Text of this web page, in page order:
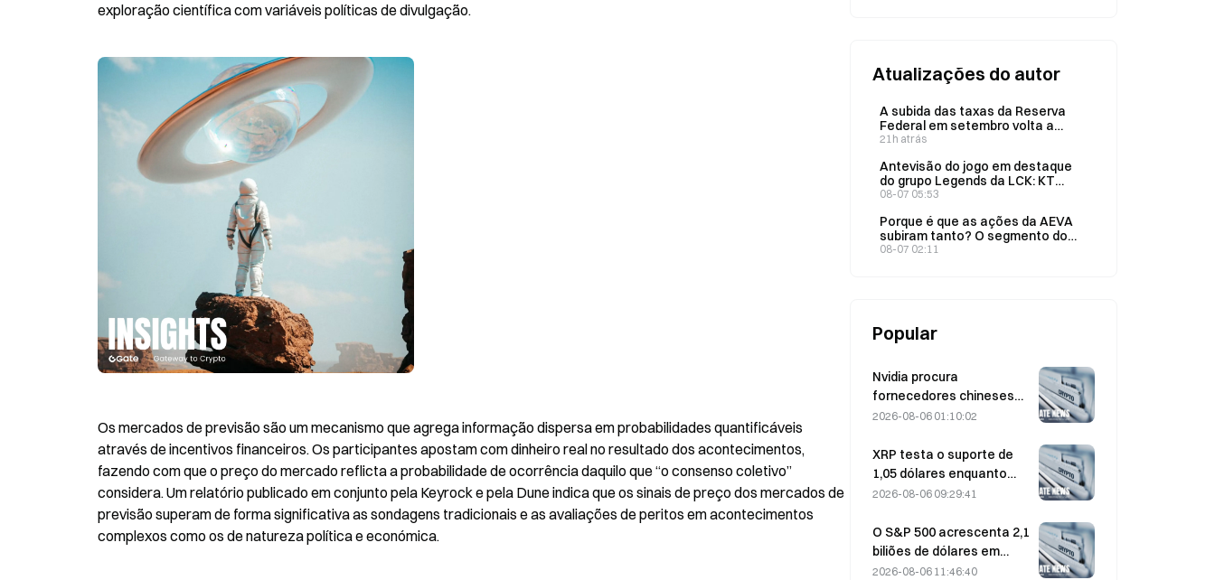
exploração científica com variáveis políticas de divulgação.
Os mercados de previsão são um mecanismo que agrega informação dispersa em probabilidades quantificáveis
através de incentivos financeiros. Os participantes apostam com dinheiro real no resultado dos acontecimentos,
fazendo com que o preço do mercado reflicta a probabilidade de ocorrência daquilo que “o consenso coletivo”
considera. Um relatório publicado em conjunto pela Keyrock e pela Dune indica que os sinais de preço dos mercados de
previsão superam de forma significativa as sondagens tradicionais e as avaliações de peritos em acontecimentos
complexos como os de natureza política e económica.
Atualizações do autor
A subida das taxas da Reserva
Federal em setembro volta a
estar em causa: como irá o
os preços após a surpreendente
queda do emprego não agrícola
em julho?
21h atrás
Antevisão do jogo em destaque
do grupo Legends da LCK: KT
contra GEN — como é que o
avalia as probabilidades de vitória
de 32% contra 69%?
08-07 05:53
Porque é que as ações da AEVA
subiram tanto? O segmento do
LiDAR está a aquecer — uma
08-07 02:11
Popular
Nvidia procura
fornecedores chineses
de estações-base de IA
rede 6G
2026-08-06 01:10:02
XRP testa o suporte de
1,05 dólares enquanto
Ethereum se mantém nos
reduzido
2026-08-06 09:29:41
O S&P 500 acrescenta 2,1
biliões de dólares em
agosto e sobe 3,12%,
2026-08-06 11:46:40